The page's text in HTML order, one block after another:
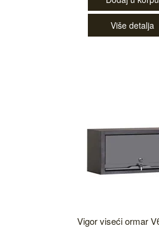
Više detalja
Vigor viseći ormar